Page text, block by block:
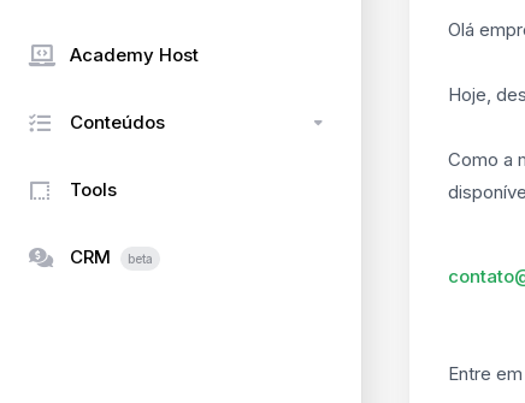
Academy Host
Conteúdos
Tools
CRM beta
Olá
Hoje,
Como a
Entre